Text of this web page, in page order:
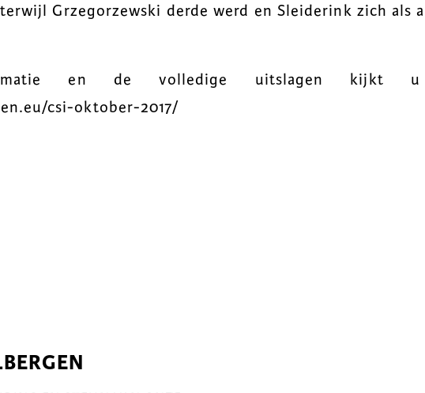
Grzegorzewski derde werd en Sleiderink zich als
en de volledige uitslagen kijkt
csi-oktober-2017/